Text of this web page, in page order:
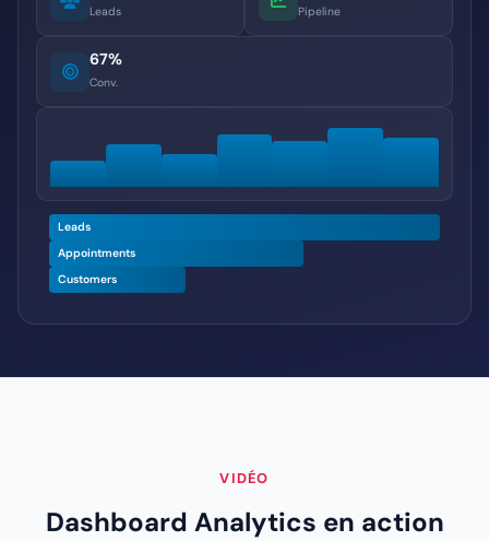
Leads Pipeline
67%
Conv.
Leads
Appointments
Customers
VIDÉO
Dashboard Analytics en action